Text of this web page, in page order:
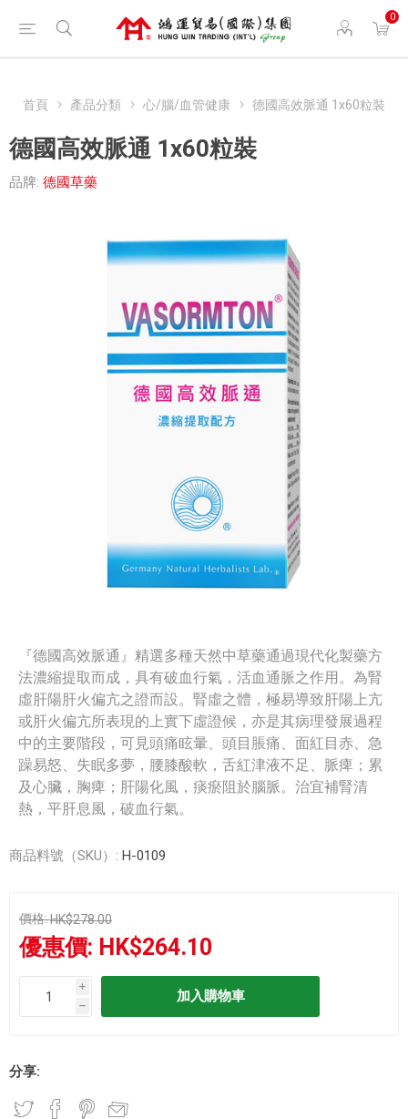
0
首頁 產品分類 心/腦/血管健康 德國高效脈通 1x60粒裝
德國高效脈通 1x60粒裝
品牌: 德國草藥
『德國高效脈通』精選多種天然中草藥通過現代化製藥方
法濃縮提取而成，具有破血行氣，活血通脈之作用。為腎
虛肝陽肝火偏亢之證而設。腎虛之體，極易導致肝陽上亢
或肝火偏亢所表現的上實下虛證候，亦是其病理發展過程
中的主要階段，可見頭痛眩暈、頭目脹痛、面紅目赤、急
躁易怒、失眠多夢，腰膝酸軟，舌紅津液不足、脈痺；累
及心臟，胸痺；肝陽化風，痰瘀阻於腦脈。治宜補腎清
熱，平肝息風，破血行氣。
商品料號（SKU）: H-0109
價格:HK$278.00
優惠價: HK$264.10
i
h
分享: